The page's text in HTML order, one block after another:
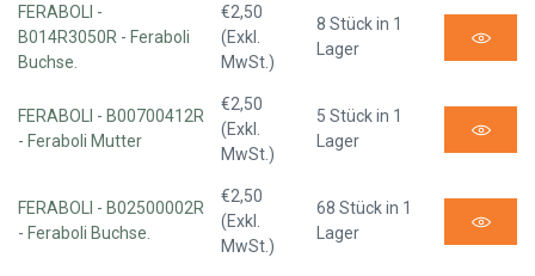
FERABOLI -
B014R3050R - Feraboli
Buchse.
€2,50
(Exkl.
MwSt.)
8 Stück in 1
Lager
FERABOLI - B00700412R
- Feraboli Mutter
€2,50
(Exkl.
MwSt.)
5 Stück in 1
Lager
FERABOLI - B02500002R
- Feraboli Buchse.
€2,50
(Exkl.
MwSt.)
68 Stück in 1
Lager